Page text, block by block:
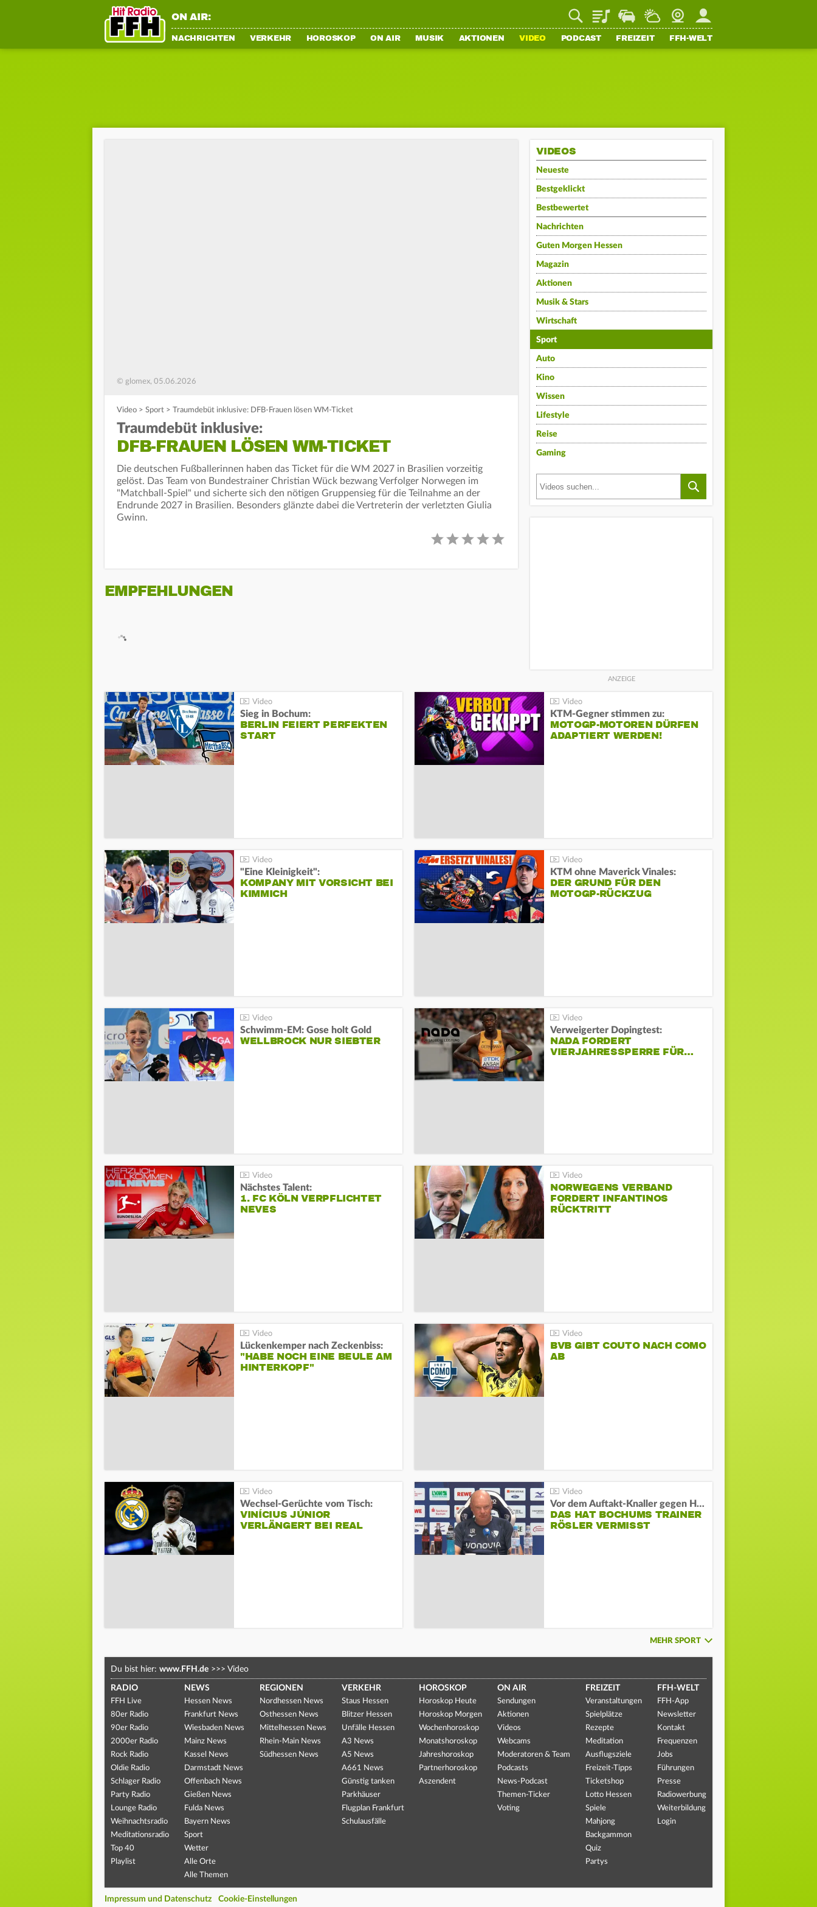
ON AIR: PlaylistStaupilotWetterWebcamMein FFH
NACHRICHTEN VERKEHR HOROSKOP ON AIR MUSIK AKTIONEN VIDEO PODCAST FREIZEIT FFH-WELT
© glomex, 05.06.2026
Video > Sport > Traumdebüt inklusive: DFB-Frauen lösen WM-Ticket
Traumdebüt inklusive:
DFB-FRAUEN LÖSEN WM-TICKET
Die deutschen Fußballerinnen haben das Ticket für die WM 2027 in Brasilien vorzeitig
gelöst. Das Team von Bundestrainer Christian Wück bezwang Verfolger Norwegen im
"Matchball-Spiel" und sicherte sich den nötigen Gruppensieg für die Teilnahme an der
Endrunde 2027 in Brasilien. Besonders glänzte dabei die Vertreterin der verletzten Giulia
Gwinn.
EMPFEHLUNGEN
VIDEOS
Neueste
Bestgeklickt
Bestbewertet
Nachrichten
Guten Morgen Hessen
Magazin
Aktionen
Musik & Stars
Wirtschaft
Sport
Auto
Kino
Wissen
Lifestyle
Reise
Gaming
Sieg in Bochum:
BERLIN FEIERT PERFEKTEN
START
KTM-Gegner stimmen zu:
MOTOGP-MOTOREN DÜRFEN
ADAPTIERT WERDEN!
"Eine Kleinigkeit":
KOMPANY MIT VORSICHT BEI
KIMMICH
KTM ohne Maverick Vinales:
DER GRUND FÜR DEN
MOTOGP-RÜCKZUG
Schwimm-EM: Gose holt Gold
WELLBROCK NUR SIEBTER
Verweigerter Dopingtest:
NADA FORDERT
VIERJAHRESSPERRE FÜR…
Nächstes Talent:
1. FC KÖLN VERPFLICHTET
NEVES
NORWEGENS VERBAND
FORDERT INFANTINOS
RÜCKTRITT
Lückenkemper nach Zeckenbiss:
"HABE NOCH EINE BEULE AM
HINTERKOPF"
BVB GIBT COUTO NACH COMO
AB
Wechsel-Gerüchte vom Tisch:
VINÍCIUS JÚNIOR
VERLÄNGERT BEI REAL
Vor dem Auftakt-Knaller gegen Hertha:
DAS HAT BOCHUMS TRAINER
RÖSLER VERMISST
MEHR SPORT
Du bist hier: www.FFH.de >>> Video
RADIO
FFH Live
80er Radio
90er Radio
2000er Radio
Rock Radio
Oldie Radio
Schlager Radio
Party Radio
Lounge Radio
Weihnachtsradio
Meditationsradio
Top 40
Playlist
NEWS
Hessen News
Frankfurt News
Wiesbaden News
Mainz News
Kassel News
Darmstadt News
Offenbach News
Gießen News
Fulda News
Bayern News
Sport
Wetter
Alle Orte
Alle Themen
REGIONEN
Nordhessen News
Osthessen News
Mittelhessen News
Rhein-Main News
Südhessen News
VERKEHR
Staus Hessen
Blitzer Hessen
Unfälle Hessen
A3 News
A5 News
A661 News
Günstig tanken
Parkhäuser
Flugplan Frankfurt
Schulausfälle
HOROSKOP
Horoskop Heute
Horoskop Morgen
Wochenhoroskop
Monatshoroskop
Jahreshoroskop
Partnerhoroskop
Aszendent
ON AIR
Sendungen
Aktionen
Videos
Webcams
Moderatoren & Team
Podcasts
News-Podcast
Themen-Ticker
Voting
FREIZEIT
Veranstaltungen
Spielplätze
Rezepte
Meditation
Ausflugsziele
Freizeit-Tipps
Ticketshop
Lotto Hessen
Spiele
Mahjong
Backgammon
Quiz
Partys
FFH-WELT
FFH-App
Newsletter
Kontakt
Frequenzen
Jobs
Führungen
Presse
Radiowerbung
Weiterbildung
Login
Impressum und Datenschutz Cookie-Einstellungen